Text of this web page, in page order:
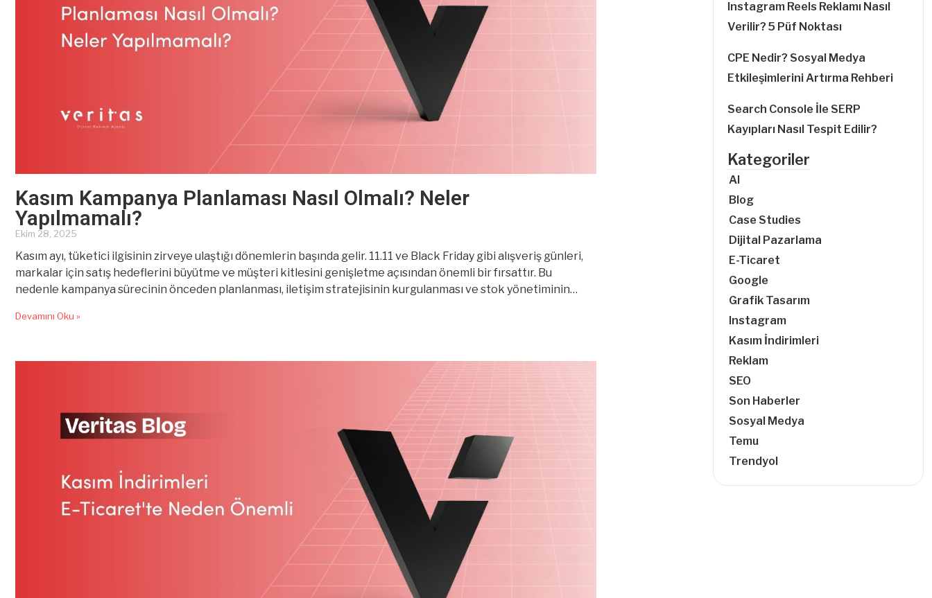
Kasım Kampanya Planlaması Nasıl Olmalı? Neler
Yapılmamalı?
Ekim 28, 2025
Kasım ayı, tüketici ilgisinin zirveye ulaştığı dönemlerin başında gelir. 11.11 ve Black Friday gibi alışveriş günleri,
markalar için satış hedeflerini büyütme ve müşteri kitlesini genişletme açısından önemli bir fırsattır. Bu
nedenle kampanya sürecinin önceden planlanması, iletişim stratejisinin kurgulanması ve stok yönetiminin
Devamını Oku »
Instagram Reels Reklamı Nasıl
Verilir? 5 Püf Noktası
CPE Nedir? Sosyal Medya
Etkileşimlerini Artırma Rehberi
Search Console İle SERP
Kayıpları Nasıl Tespit Edilir?
Kategoriler
AI
Blog
Case Studies
Dijital Pazarlama
E-Ticaret
Google
Grafik Tasarım
Instagram
Kasım İndirimleri
Reklam
SEO
Son Haberler
Sosyal Medya
Temu
Trendyol